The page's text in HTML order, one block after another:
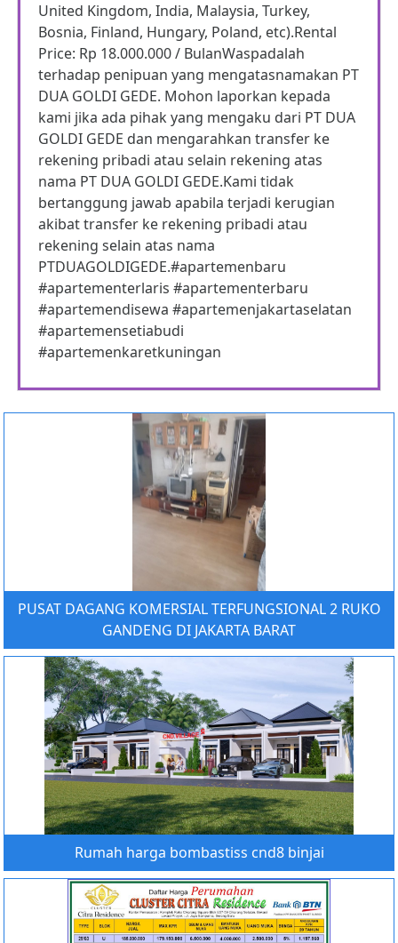
United Kingdom, India, Malaysia, Turkey,
Bosnia, Finland, Hungary, Poland, etc).Rental
Price: Rp 18.000.000 / BulanWaspadalah
terhadap penipuan yang mengatasnamakan PT
DUA GOLDI GEDE. Mohon laporkan kepada
kami jika ada pihak yang mengaku dari PT DUA
GOLDI GEDE dan mengarahkan transfer ke
rekening pribadi atau selain rekening atas
nama PT DUA GOLDI GEDE.Kami tidak
bertanggung jawab apabila terjadi kerugian
akibat transfer ke rekening pribadi atau
rekening selain atas nama
PTDUAGOLDIGEDE.#apartemenbaru
#apartementerlaris #apartementerbaru
#apartemendisewa #apartemenjakartaselatan
#apartemensetiabudi
#apartemenkaretkuningan
PUSAT DAGANG KOMERSIAL TERFUNGSIONAL 2 RUKO
GANDENG DI JAKARTA BARAT
Rumah harga bombastiss cnd8 binjai